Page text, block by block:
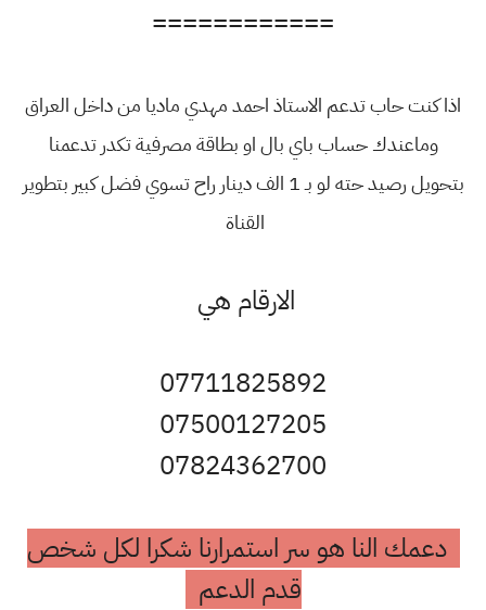
============
اذا كنت حاب تدعم الاستاذ احمد مهدي ماديا من داخل العراق
وماعندك حساب باي بال او بطاقة مصرفية تكدر تدعمنا
بتحويل رصيد حته لو بـ 1 الف دينار راح تسوي فضل كبير بتطوير
القناة
الارقام هي
07711825892
07500127205
07824362700
دعمك النا هو سر استمرارنا شكرا لكل شخص
قدم الدعم